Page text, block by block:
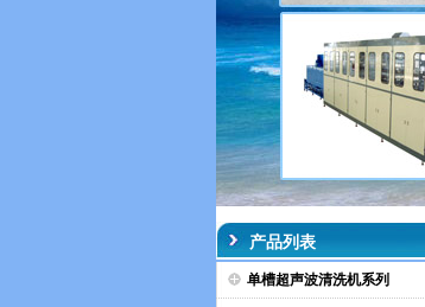
产品列表
单槽超声波清洗机系列